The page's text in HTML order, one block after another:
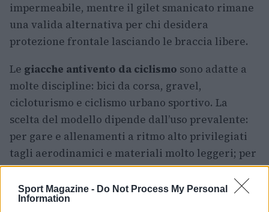
Sport Magazine - Do Not Process My Personal
Information
impermeabile, mentre il gilet smanicato rimane
una valida alternativa per chi desidera
protezione frontale lasciando le braccia libere.
Le giacche antivento da ciclismo sono adatte a
molte discipline: bici da corsa, gravel,
cicloturismo e ciclismo urbano sportivo. La
scelta del modello dipende dall’uso prevalente:
per gare e allenamenti a ritmo alto privilegiati
tagli aerodinamici e materiali molto leggeri; per
uscite all-day o viaggi, cerca capi con maggiore
resistenza e tasche funzionali. In ogni caso, la
capacità di ripiegarsi e la traspirabilità